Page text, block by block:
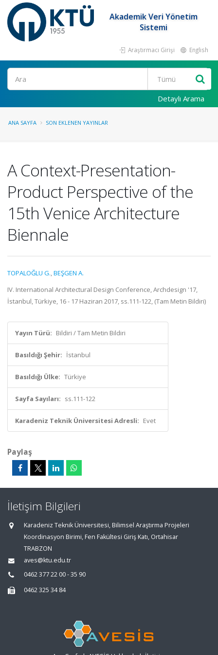
Akademik Veri Yönetim
Sistemi
Araştırmacı Girişi English
Ara
Detaylı Arama
ANA SAYFA SON EKLENEN YAYINLAR
A Context-Presentation-
Product Perspective of the
15th Venice Architecture
Biennale
TOPALOĞLU G.,BEŞGEN A.
IV. International Architectural Design Conference, Archdesign '17,
İstanbul, Türkiye, 16 - 17 Haziran 2017, ss.111-122, (Tam Metin Bildiri)
Yayın Türü: Bildiri / Tam Metin Bildiri
Basıldığı Şehir: İstanbul
Basıldığı Ülke: Türkiye
Sayfa Sayıları: ss.111-122
Karadeniz Teknik Üniversitesi Adresli: Evet
Paylaş
İletişim Bilgileri
Karadeniz Teknik Üniversitesi, Bilimsel Araştırma Projeleri
Koordinasyon Birimi, Fen Fakültesi Giriş Katı, Ortahisar
TRABZON
aves@ktu.edu.tr
0462 377 22 00 - 35 90
0462 325 34 84